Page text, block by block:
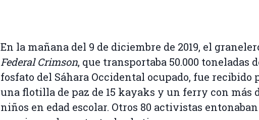
En la mañana del 9 de diciembre de 2019, el
Federal Crimson, que transportaba 50.000 toneladas
fosfato del Sáhara Occidental ocupado, fue recibido
una flotilla de paz de 15 kayaks y un ferry con más
niños en edad escolar. Otros 80 activistas entonaban